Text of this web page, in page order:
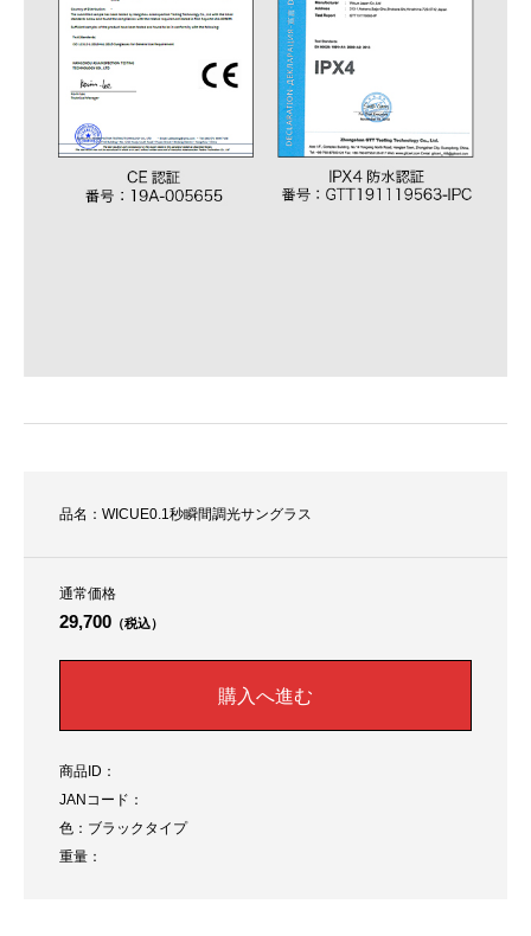
品名：WICUE0.1秒瞬間調光サングラス
通常価格
29,700 （税込）
購入へ進む
商品ID：
JANコード：
色：ブラックタイプ
重量：